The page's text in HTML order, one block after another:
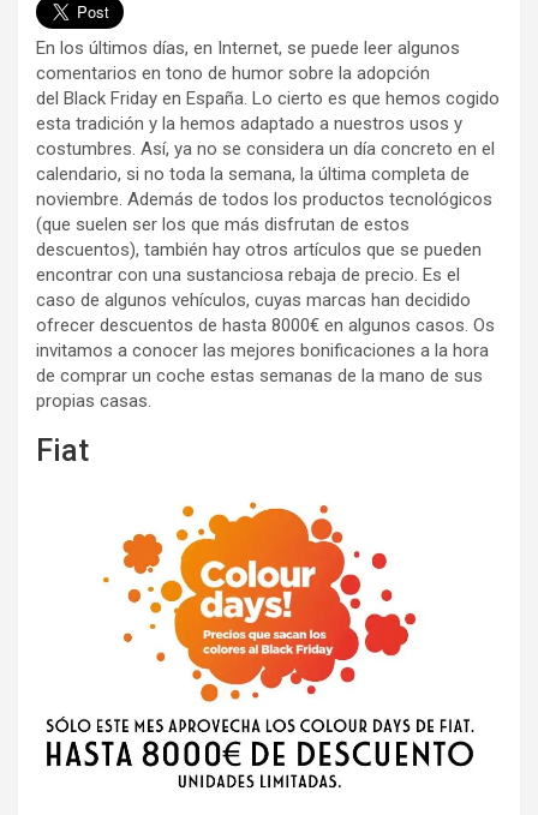
En los últimos días, en Internet, se puede leer algunos
comentarios en tono de humor sobre la adopción
del Black Friday en España. Lo cierto es que hemos cogido
esta tradición y la hemos adaptado a nuestros usos y
costumbres. Así, ya no se considera un día concreto en el
calendario, si no toda la semana, la última completa de
noviembre. Además de todos los productos tecnológicos
(que suelen ser los que más disfrutan de estos
descuentos), también hay otros artículos que se pueden
encontrar con una sustanciosa rebaja de precio. Es el
caso de algunos vehículos, cuyas marcas han decidido
ofrecer descuentos de hasta 8000€ en algunos casos. Os
invitamos a conocer las mejores bonificaciones a la hora
de comprar un coche estas semanas de la mano de sus
propias casas.
Fiat